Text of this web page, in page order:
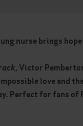
nurse brings
, Victor
love and
Perfect for fans of